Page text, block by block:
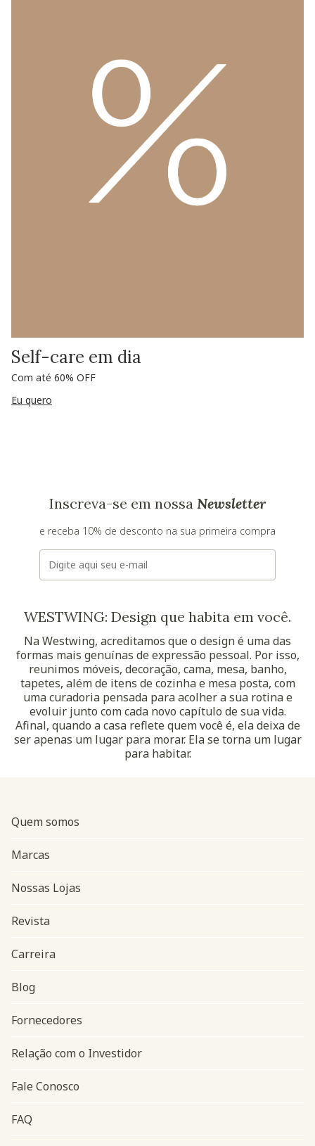
Self-care em dia
Com até 60% OFF
Eu quero
Inscreva-se em nossa Newsletter
e receba 10% de desconto na sua primeira compra
E-mail
WESTWING: Design que habita em você.
Na Westwing, acreditamos que o design é uma das
formas mais genuínas de expressão pessoal. Por isso,
reunimos móveis, decoração, cama, mesa, banho,
tapetes, além de itens de cozinha e mesa posta, com
uma curadoria pensada para acolher a sua rotina e
evoluir junto com cada novo capítulo de sua vida.
Afinal, quando a casa reflete quem você é, ela deixa de
ser apenas um lugar para morar. Ela se torna um lugar
para habitar.
Navegação do rodapé
Quem somos
Marcas
Nossas Lojas
Revista
Carreira
Blog
Fornecedores
Relação com o Investidor
Fale Conosco
FAQ